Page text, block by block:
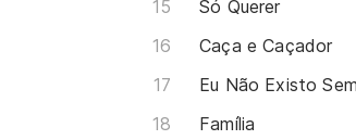
Só Querer
Caça e Caçador
Eu Não Existo
Família